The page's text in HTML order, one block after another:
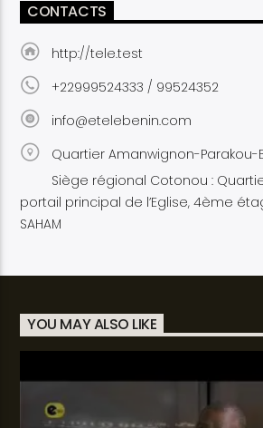
CONTACTS
http://tele.test
+22999524333 / 99524352
info@etelebenin.com
Quartier Amanwignon-Parakou-
Siège régional Cotonou :
portail principal de l’Eglise, 4ème
SAHAM
YOU MAY ALSO LIKE